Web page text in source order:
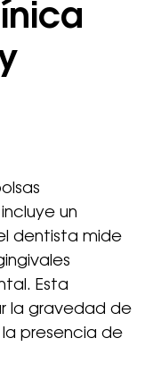
un
dentista mide
Esta
la gravedad de
presencia de